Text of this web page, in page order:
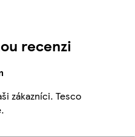
recenzi
zákazníci. Tesco